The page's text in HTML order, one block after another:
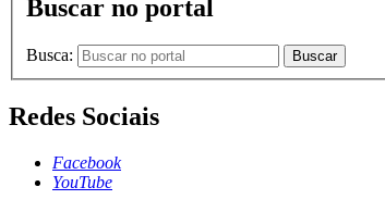
Buscar no portal
Busca: Buscar
Redes Sociais
Facebook
YouTube